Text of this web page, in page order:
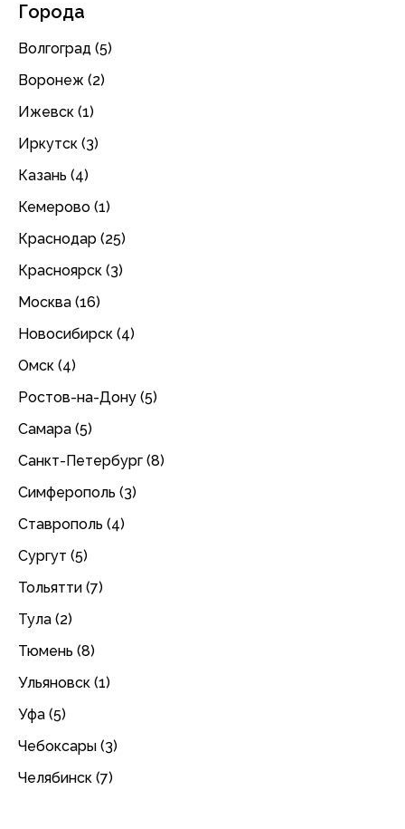
Города
Волгоград (5)
Воронеж (2)
Ижевск (1)
Иркутск (3)
Казань (4)
Кемерово (1)
Краснодар (25)
Красноярск (3)
Москва (16)
Новосибирск (4)
Омск (4)
Ростов-на-Дону (5)
Самара (5)
Санкт-Петербург (8)
Симферополь (3)
Ставрополь (4)
Сургут (5)
Тольятти (7)
Тула (2)
Тюмень (8)
Ульяновск (1)
Уфа (5)
Чебоксары (3)
Челябинск (7)